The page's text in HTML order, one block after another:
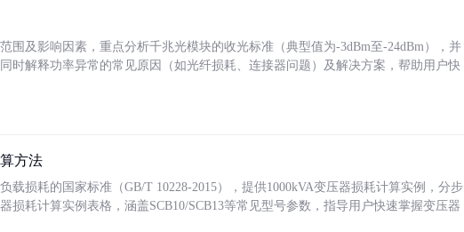
围及影响因素，重点分析千兆光模块的收光标准（典型值为-3dBm至-24dBm），并
时解释功率异常的常见原因（如光纤损耗、连接器问题）及解决方案，帮助用户快
方法
载损耗的国家标准（GB/T 10228-2015），提供1000kVA变压器损耗计算实例，分步
损耗计算实例表格，涵盖SCB10/SCB13等常见型号参数，指导用户快速掌握变压器